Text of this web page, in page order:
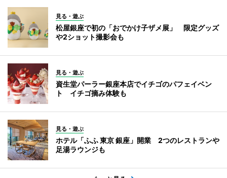
見る・遊ぶ
松屋銀座で初の「おでかけ子ザメ展」 限定グッズ
や2ショット撮影会も
見る・遊ぶ
資生堂パーラー銀座本店でイチゴのパフェイベン
ト イチゴ摘み体験も
見る・遊ぶ
ホテル「ふふ 東京 銀座」開業 2つのレストランや
足湯ラウンジも